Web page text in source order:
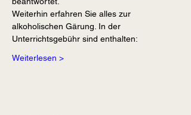
Weiterhin erfahren Sie alles zur
alkoholischen Gärung. In der
Weiterlesen >